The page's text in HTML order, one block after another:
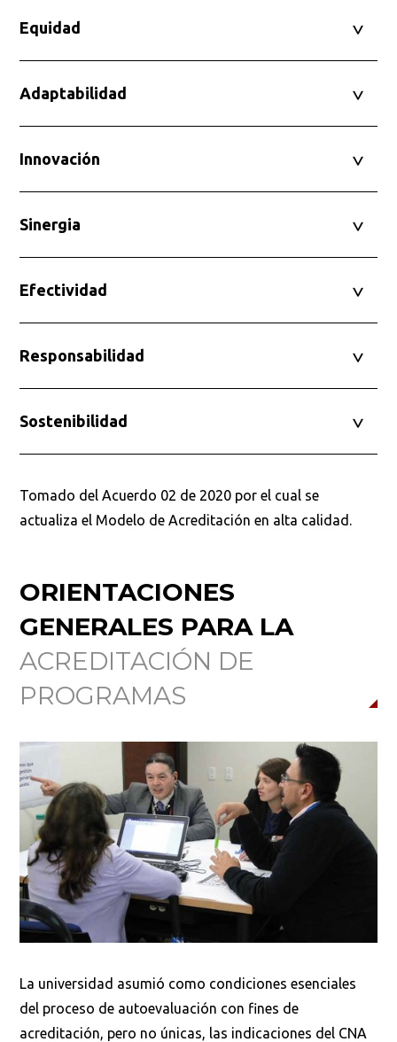
Equidad
Adaptabilidad
Innovación
Sinergia
Efectividad
Responsabilidad
Sostenibilidad
Tomado del Acuerdo 02 de 2020 por el cual se
actualiza el Modelo de Acreditación en alta calidad.
ORIENTACIONES
GENERALES PARA LA
ACREDITACIÓN DE
PROGRAMAS
La universidad asumió como condiciones esenciales
del proceso de autoevaluación con fines de
acreditación, pero no únicas, las indicaciones del CNA
Busca en la escuela
¿Qué buscas?
Buscar en: *